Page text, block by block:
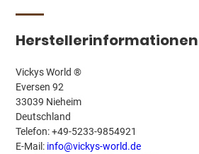
Herstellerinformationen
Vickys World ®
Eversen 92
33039 Nieheim
Deutschland
Telefon: +49-5233-9854921
E-Mail: info@vickys-world.de